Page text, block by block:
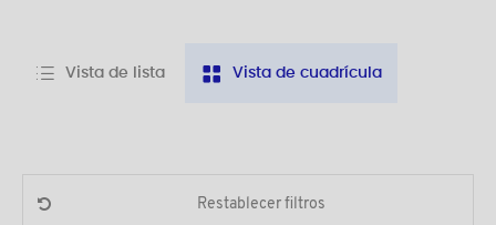
Vista de lista Vista de cuadrícula
Restablecer filtros